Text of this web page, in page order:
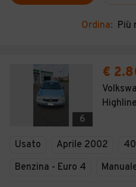
Auto Nuove
Noleggio a lungo
Moto
Camper
Veicoli Commerciali
Ordina: Più
6
€
Usato Aprile 2002
Benzina - Euro 4